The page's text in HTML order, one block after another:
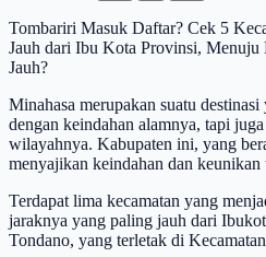
Tombariri Masuk Daftar? Cek 5
Jauh dari Ibu Kota Provinsi, Menuju
Jauh?
Minahasa merupakan suatu
dengan keindahan alamnya, tapi
wilayahnya. Kabupaten ini, yang
menyajikan keindahan dan keunikan
Terdapat lima kecamatan yang
jaraknya yang paling jauh dari
Tondano, yang terletak di